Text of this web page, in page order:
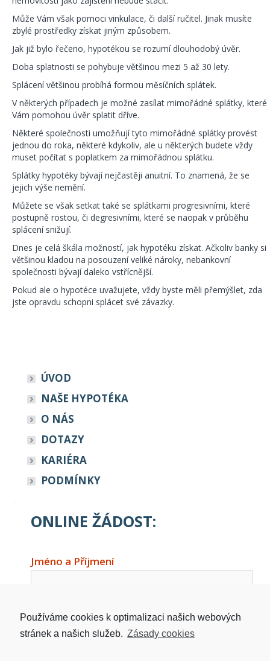
Může Vám však pomoci vinkulace, či další ručitel. Jinak musíte
zbylé prostředky získat jiným způsobem.
Jak již bylo řečeno, hypotékou se rozumí dlouhodobý úvěr.
Doba splatnosti se pohybuje většinou mezi 5 až 30 lety.
Splácení většinou probíhá formou měsíčních splátek.
V některých případech je možné zasílat mimořádné splátky, které
Vám pomohou úvěr splatit dříve.
Některé společnosti umožňují tyto mimořádné splátky provést
jednou do roka, některé kdykoliv, ale u některých budete vždy
muset počítat s poplatkem za mimořádnou splátku.
Splátky hypotéky bývají nejčastěji anuitní. To znamená, že se
jejich výše nemění.
Můžete se však setkat také se splátkami progresivními, které
postupně rostou, či degresivními, které se naopak v průběhu
splácení snižují.
Dnes je celá škála možností, jak hypotéku získat. Ačkoliv banky si
většinou kladou na posouzení veliké nároky, nebankovní
společnosti bývají daleko vstřícnější.
Pokud ale o hypotéce uvažujete, vždy byste měli přemýšlet, zda
jste opravdu schopni splácet své závazky.
ÚVOD
NAŠE HYPOTÉKA
O NÁS
DOTAZY
KARIÉRA
PODMÍNKY
ONLINE ŽÁDOST:
Jméno a Příjmení
Telefon
Používáme cookies k optimalizaci našich webových
stránek a našich služeb. Zásady cookies